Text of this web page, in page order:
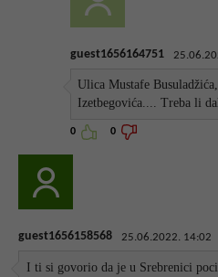
guest1656164751
Ulica Mustafe
Izetbegovića.... Treba li
0 0
guest1656158568 25.06.2022. 14:02
I ti si govorio da je u Srebrenici